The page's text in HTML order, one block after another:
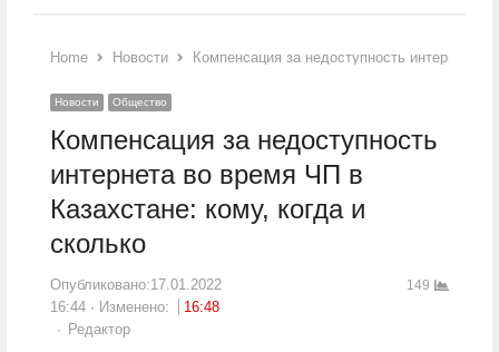
Home Новости Компенсация за недоступность интернета
Новости Общество
Компенсация за недоступность
интернета во время ЧП в
Казахстане: кому, когда и
сколько
Опубликовано:17.01.2022
16:44
Изменено:
16:48
Author
Редактор
149